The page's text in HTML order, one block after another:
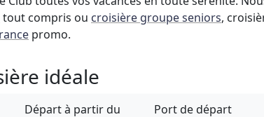
tout compris ou croisière groupe seniors,
promo.
idéale
Départ à partir du
Port de départ